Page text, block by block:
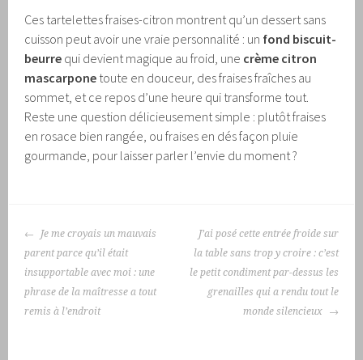
Ces tartelettes fraises-citron montrent qu’un dessert sans
cuisson peut avoir une vraie personnalité : un fond biscuit-
beurre qui devient magique au froid, une crème citron
mascarpone toute en douceur, des fraises fraîches au
sommet, et ce repos d’une heure qui transforme tout.
Reste une question délicieusement simple : plutôt fraises
en rosace bien rangée, ou fraises en dés façon pluie
gourmande, pour laisser parler l’envie du moment ?
NAVIGATION
DES
ARTICLES
Je me croyais un mauvais
parent parce qu’il était
insupportable avec moi : une
phrase de la maîtresse a tout
remis à l’endroit
J’ai posé cette entrée froide sur
la table sans trop y croire : c’est
le petit condiment par-dessus les
grenailles qui a rendu tout le
monde silencieux